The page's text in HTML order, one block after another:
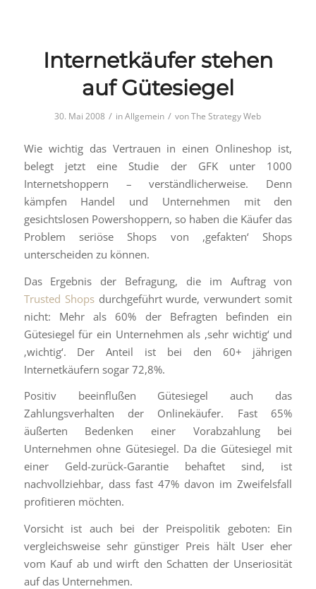
Internetkäufer stehen
auf Gütesiegel
30. Mai 2008 / inAllgemein / vonThe Strategy Web
Wie wichtig das Vertrauen in einen Onlineshop ist,
belegt jetzt eine Studie der GFK unter 1000
Internetshoppern – verständlicherweise. Denn
kämpfen Handel und Unternehmen mit den
gesichtslosen Powershoppern, so haben die Käufer das
Problem seriöse Shops von ,gefakten‘ Shops
unterscheiden zu können.
Das Ergebnis der Befragung, die im Auftrag von
Trusted Shopsdurchgeführt wurde, verwundert somit
nicht: Mehr als 60% der Befragten befinden ein
Gütesiegel für ein Unternehmen als ,sehr wichtig‘ und
‚wichtig‘. Der Anteil ist bei den 60+ jährigen
Internetkäufern sogar 72,8%.
Positiv beeinflußen Gütesiegel auch das
Zahlungsverhalten der Onlinekäufer. Fast 65%
äußerten Bedenken einer Vorabzahlung bei
Unternehmen ohne Gütesiegel. Da die Gütesiegel mit
einer Geld-zurück-Garantie behaftet sind, ist
nachvollziehbar, dass fast 47% davon im Zweifelsfall
profitieren möchten.
Vorsicht ist auch bei der Preispolitik geboten: Ein
vergleichsweise sehr günstiger Preis hält User eher
vom Kauf ab und wirft den Schatten der Unseriosität
auf das Unternehmen.